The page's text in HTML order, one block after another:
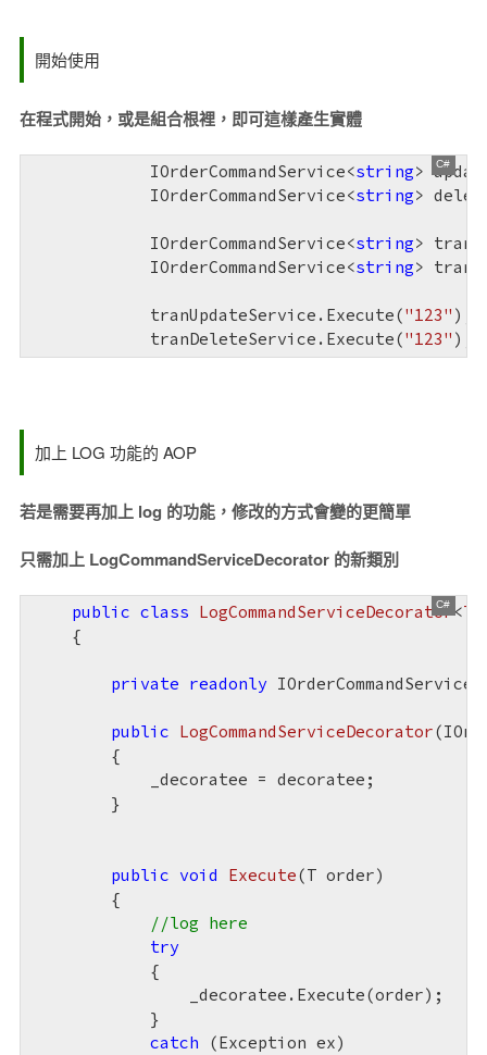
開始使用
在程式開始，或是組合根裡，即可這樣產生實體
IOrderCommandService<string>
IOrderCommandService<string>
IOrderCommandService<string>
IOrderCommandService<string>
tranUpdateService.Execute("123" );
tranDeleteService.Execute("123" );
加上 LOG 功能的 AOP
若是需要再加上 log 的功能，修改的方式會變的更簡單
只需加上 LogCommandServiceDecorator 的新類別
public class LogCommandServiceDecorator<T
{
private readonly
public LogCommandServiceDecorator(
{
_decoratee = decoratee;
}
public void Execute(T order)
{
//log here
try
{
_decoratee.Execute(order);
}
catch (Exception ex)